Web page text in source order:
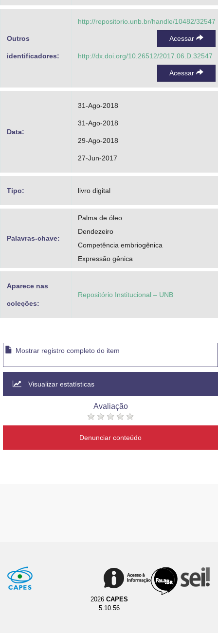
Outros
identificadores:
http://repositorio.unb.br/handle/10482/32547
Acessar
http://dx.doi.org/10.26512/2017.06.D.32547
Acessar
Data:
31-Ago-2018
31-Ago-2018
29-Ago-2018
27-Jun-2017
Tipo: livro digital
Palavras-chave:
Palma de óleo
Dendezeiro
Competência embriogênica
Expressão gênica
Aparece nas
coleções:
Repositório Institucional – UNB
Mostrar registro completo do item
Visualizar estatísticas
Avaliação
Denunciar conteúdo
2026 CAPES
5.10.56